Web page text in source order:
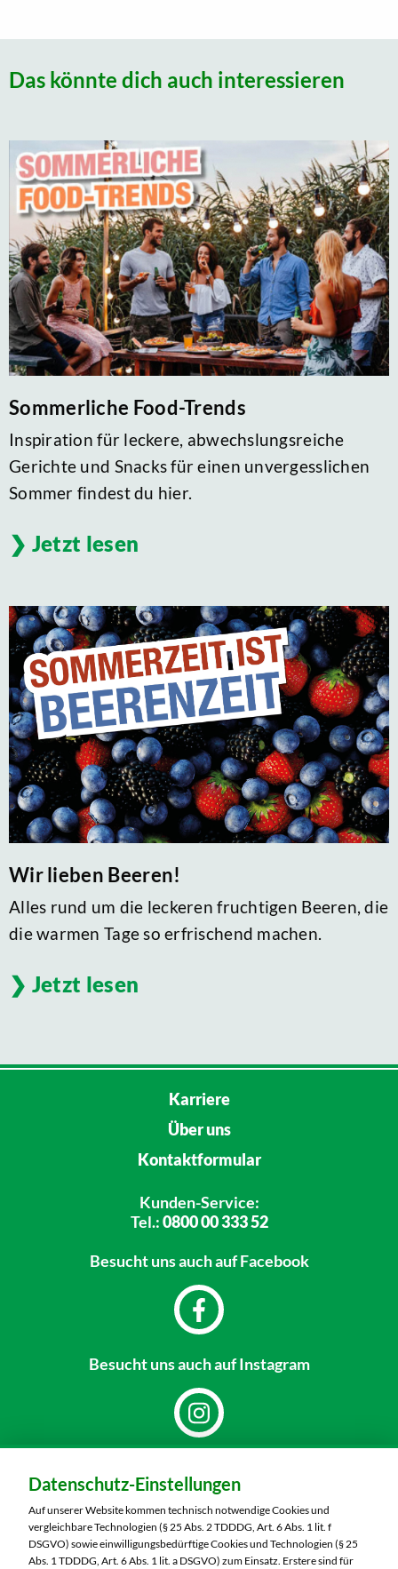
Das könnte dich auch interessieren
Sommerliche Food-Trends
Inspiration für leckere, abwechslungsreiche
Gerichte und Snacks für einen unvergesslichen
Sommer findest du hier.
Jetzt lesen
Wir lieben Beeren!
Alles rund um die leckeren fruchtigen Beeren, die
die warmen Tage so erfrischend machen.
Jetzt lesen
Karriere
Über uns
Kontaktformular
Kunden-Service:
Tel.:0800 00 333 52
Besucht unsauch auf Facebook
Besucht unsauch auf Instagram
MARKTKAUF Döbeln
Richard-Köberlin-Straße 2
04720 Döbeln
Telefon:03431 7300
Datenschutz-Einstellungen
Auf unserer Website kommen technisch notwendige Cookies und
vergleichbare Technologien (§ 25 Abs. 2 TDDDG, Art. 6 Abs. 1 lit. f
DSGVO) sowie einwilligungsbedürftige Cookies und Technologien (§ 25
Abs. 1 TDDDG, Art. 6 Abs. 1 lit. a DSGVO) zum Einsatz. Erstere sind für